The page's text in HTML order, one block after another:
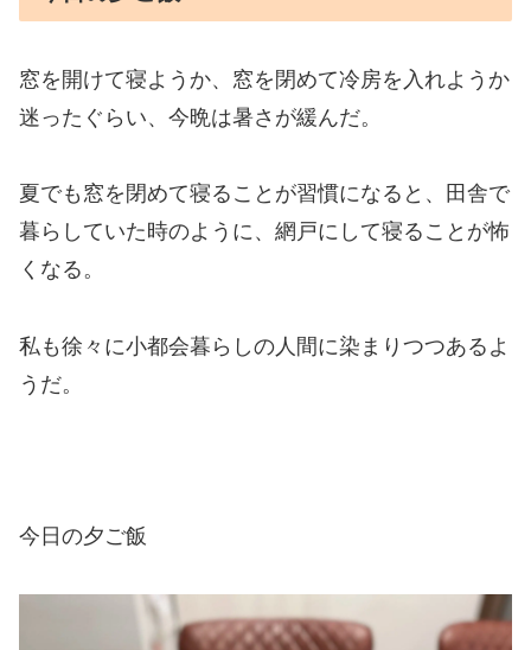
窓を開けて寝ようか、窓を閉めて冷房を入れようか
迷ったぐらい、今晩は暑さが緩んだ。
夏でも窓を閉めて寝ることが習慣になると、田舎で
暮らしていた時のように、網戸にして寝ることが怖
くなる。
私も徐々に小都会暮らしの人間に染まりつつあるよ
うだ。
今日の夕ご飯